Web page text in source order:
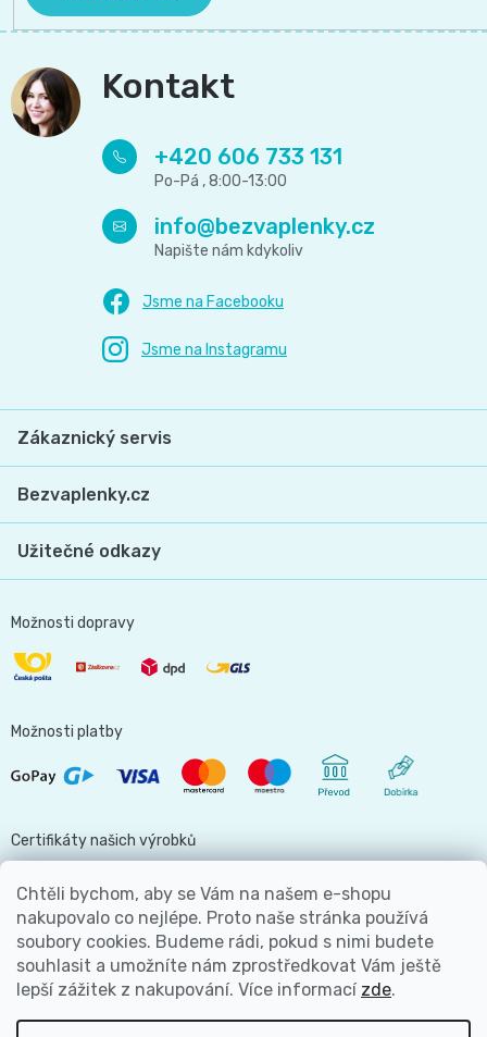
Chtěli bychom, aby se Vám na našem e-shopu
nakupovalo co nejlépe. Proto naše stránka používá
soubory cookies. Budeme rádi, pokud s nimi budete
souhlasit a umožníte nám zprostředkovat Vám ještě
lepší zážitek z nakupování. Více informací zde.
Kontakt
info@bezvaplenky.cz
+420 606 733 131
Zákaznický servis
Bezvaplenky.cz
Užitečné odkazy
Možnosti dopravy
Možnosti platby
Certifikáty našich výrobků
Jsme hlavní partnerem